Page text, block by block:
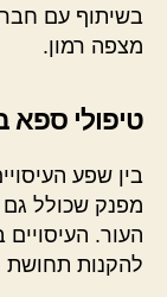
בשיתוף עם
מצפה רמון.
טיפולי ספא
בין שפע
מפנק שכולל גם
העור.
להקנות תחושת